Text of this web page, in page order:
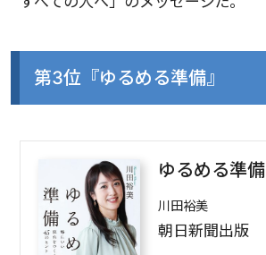
第3位『ゆるめる準備』
ゆるめる準備
川田裕美
朝日新聞出版